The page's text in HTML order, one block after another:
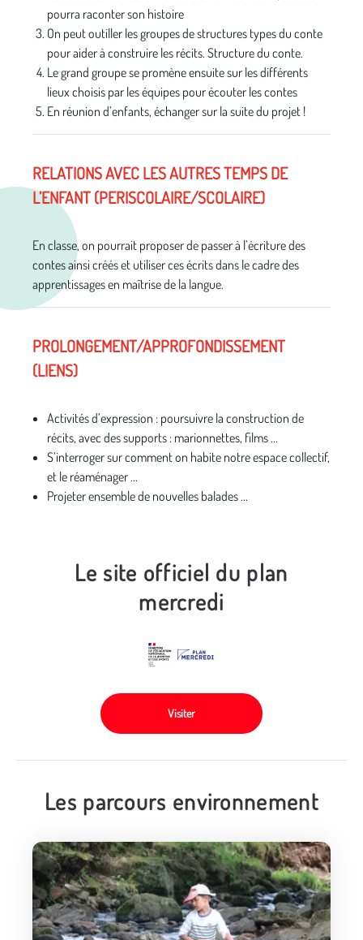
pourra raconter son histoire
On peut outiller les groupes de structures types du conte
pour aider à construire les récits. Structure du conte.
Le grand groupe se promène ensuite sur les différents
lieux choisis par les équipes pour écouter les contes
En réunion d’enfants, échanger sur la suite du projet !
RELATIONS AVEC LES AUTRES TEMPS DE
L’ENFANT (PERISCOLAIRE/SCOLAIRE)
En classe, on pourrait proposer de passer à l’écriture des
contes ainsi créés et utiliser ces écrits dans le cadre des
apprentissages en maîtrise de la langue.
PROLONGEMENT/APPROFONDISSEMENT
(LIENS)
Activités d’expression : poursuivre la construction de
récits, avec des supports : marionnettes, films ...
S’interroger sur comment on habite notre espace collectif,
et le réaménager ...
Projeter ensemble de nouvelles balades ...
Le site officiel du plan
mercredi
Visiter
Les parcours environnement